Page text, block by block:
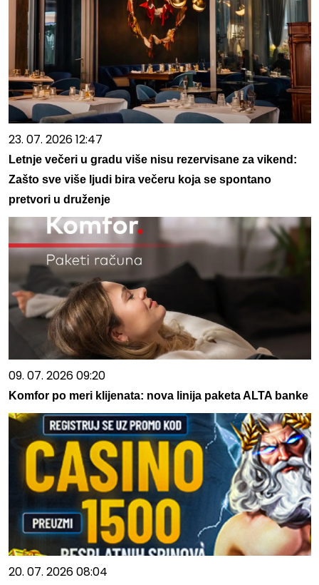
23. 07. 2026 12:47
Letnje večeri u gradu više nisu rezervisane za vikend:
Zašto sve više ljudi bira večeru koja se spontano
pretvori u druženje
09. 07. 2026 09:20
Komfor po meri klijenata: nova linija paketa ALTA banke
20. 07. 2026 08:04